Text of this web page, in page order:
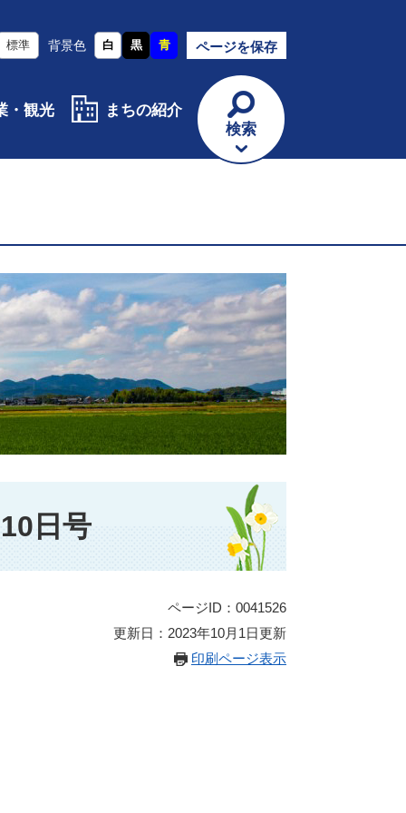
標準 背景色 白 黒 青 ページを保存
・観光
まちの紹介
検索
日号
ページID：0041526
更新日：2023年10月1日更新
印刷ページ表示